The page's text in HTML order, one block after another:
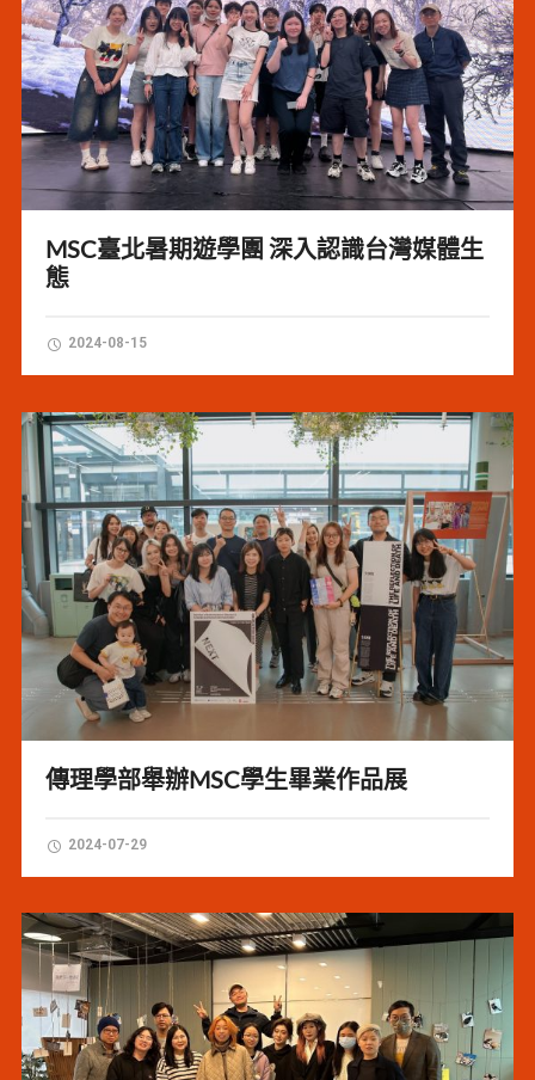
MSC臺北暑期遊學團 深入認識台灣媒體生
態
2024-08-15
傳理學部舉辦MSC學生畢業作品展
2024-07-29